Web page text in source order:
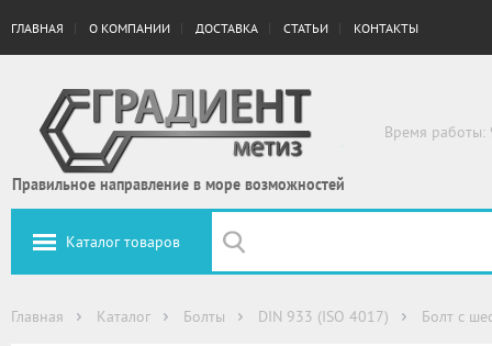
ГЛАВНАЯ О КОМПАНИИ ДОСТАВКА СТАТЬИ КОНТАКТЫ
Правильное направление в море возможностей
Время работы:
Каталог товаров
Главная Каталог Болты DIN 933 (ISO 4017) Болт с